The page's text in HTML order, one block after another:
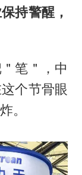
持警醒，
笔＂，中
个节骨眼
。